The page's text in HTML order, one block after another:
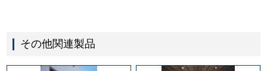
その他関連製品